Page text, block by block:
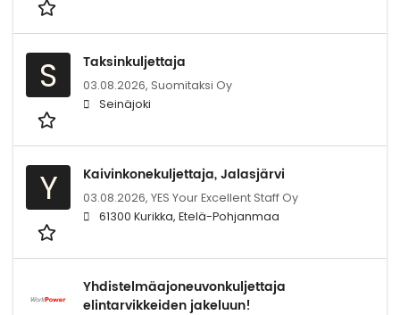
S Taksinkuljettaja
03.08.2026, Suomitaksi Oy
Seinäjoki
Y Kaivinkonekuljettaja, Jalasjärvi
03.08.2026, YES Your Excellent Staff Oy
61300 Kurikka, Etelä-Pohjanmaa
Yhdistelmäajoneuvonkuljettaja
elintarvikkeiden jakeluun!